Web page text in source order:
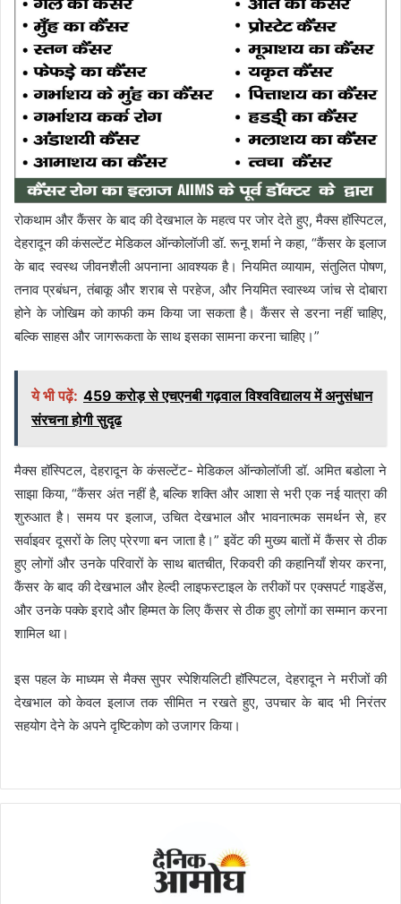
रोकथाम और कैंसर के बाद की देखभाल के महत्व पर जोर देते हुए, मैक्स हॉस्पिटल,
देहरादून की कंसल्टेंट मेडिकल ऑन्कोलॉजी डॉ. रूनू शर्मा ने कहा, “कैंसर के इलाज
के बाद स्वस्थ जीवनशैली अपनाना आवश्यक है। नियमित व्यायाम, संतुलित पोषण,
तनाव प्रबंधन, तंबाकू और शराब से परहेज, और नियमित स्वास्थ्य जांच से दोबारा
होने के जोखिम को काफी कम किया जा सकता है। कैंसर से डरना नहीं चाहिए,
बल्कि साहस और जागरूकता के साथ इसका सामना करना चाहिए।”
ये भी पढ़ें: 459 करोड़ से एचएनबी गढ़वाल विश्वविद्यालय में अनुसंधान
संरचना होगी सुदृढ
मैक्स हॉस्पिटल, देहरादून के कंसल्टेंट- मेडिकल ऑन्कोलॉजी डॉ. अमित बडोला ने
साझा किया, “कैंसर अंत नहीं है, बल्कि शक्ति और आशा से भरी एक नई यात्रा की
शुरुआत है। समय पर इलाज, उचित देखभाल और भावनात्मक समर्थन से, हर
सर्वाइवर दूसरों के लिए प्रेरणा बन जाता है।” इवेंट की मुख्य बातों में कैंसर से ठीक
हुए लोगों और उनके परिवारों के साथ बातचीत, रिकवरी की कहानियाँ शेयर करना,
कैंसर के बाद की देखभाल और हेल्दी लाइफस्टाइल के तरीकों पर एक्सपर्ट गाइडेंस,
और उनके पक्के इरादे और हिम्मत के लिए कैंसर से ठीक हुए लोगों का सम्मान करना
शामिल था।
इस पहल के माध्यम से मैक्स सुपर स्पेशियलिटी हॉस्पिटल, देहरादून ने मरीजों की
देखभाल को केवल इलाज तक सीमित न रखते हुए, उपचार के बाद भी निरंतर
सहयोग देने के अपने दृष्टिकोण को उजागर किया।